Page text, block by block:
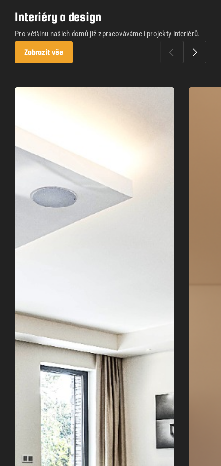
Interiéry a design
Pro většinu našich domů již zpracováváme i projekty interiérů.
Zobrazit vše